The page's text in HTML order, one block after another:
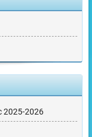
2025-2026